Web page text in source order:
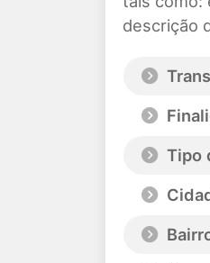
descrição
Tipo